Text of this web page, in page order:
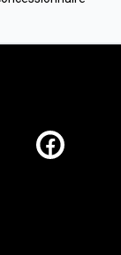
Lien vers